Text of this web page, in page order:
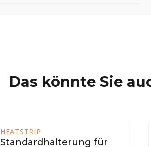
Das könnte Sie
HEATSTRIP
Standardhalterung für